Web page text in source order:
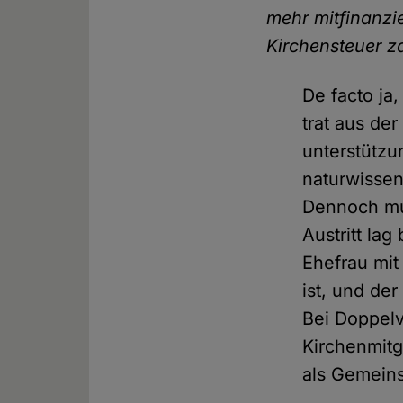
mehr
Kirchensteuer
De facto
trat aus
Dennoch
Austritt lag
Ehefrau
ist, und der
Bei
als